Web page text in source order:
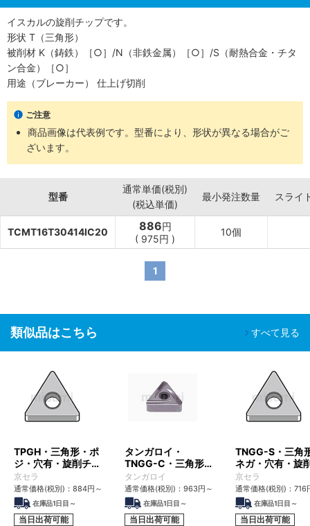
イスカルの旋削チップです。
形状 T（三角形）
被削材 K（鋳鉄）［○］/N（非鉄金属）［○］/S（耐熱合金・チタ
ン合金）［○］
用途（ブレーカー） 仕上げ切削
ご注意
商品画像は代表例です。型番により、形状が異なる場合がご
ざいます。
型番
通常単価(税別)
(税込単価)
最小発注数量 スライ
TCMT16T30414IC20 886円
( 975円 )
10個
1
類似品はこちら すべて見る
TPGH・三角形・ポ
ジ・穴有・旋削チッ
プ
京セラ
通常価格(税別)： 884円 ～
在庫品1日目～
当日出荷可能
タンガロイ・
TNGG-C・三角形・
ネガ・穴有・旋削チ
ップ
タンガロイ
通常価格(税別)： 963円 ～
在庫品1日目～
当日出荷可能
TNGG-S・三角
ネガ・穴有・旋
ップ
京セラ
通常価格(税別)： 716
在庫品1日目～
当日出荷可能